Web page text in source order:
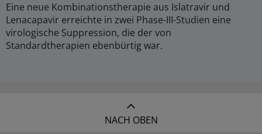
Eine neue Kombinationstherapie aus Islatravir und
Lenacapavir erreichte in zwei Phase-III-Studien eine
virologische Suppression, die der von
Standardtherapien ebenbürtig war.
NACH OBEN